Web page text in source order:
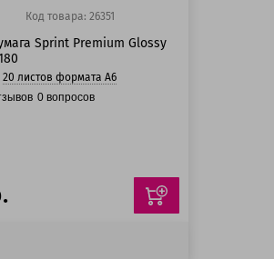
Код товара: 26351
Sprint Premium Glossy
20 листов формата А6
0 вопросов